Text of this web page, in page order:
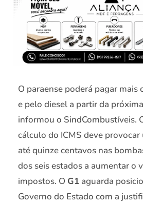
O paraense poderá pagar mais
e pelo diesel a partir da
informou o SindCombustíveis.
cálculo do ICMS deve
até quinze centavos nas
dos seis estados a aumentar o
impostos. O G1 aguarda
Governo do Estado com a